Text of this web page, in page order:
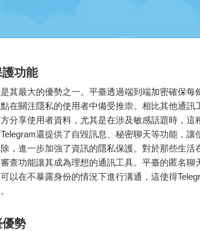
功能
其最大的優勢之一。平臺透過端到端加密確保每
在關注隱私的使用者中備受推崇。相比其他通訊
分享使用者資料，尤其是在涉及敏感話題時，這
還提供了自毀訊息、秘密聊天等功能，讓
，進一步加強了資訊的隱私保護。對於那些生活
查功能讓其成為理想的通訊工具。平臺的匿名聊
以在不暴露身份的情況下進行溝通，這使得
勢